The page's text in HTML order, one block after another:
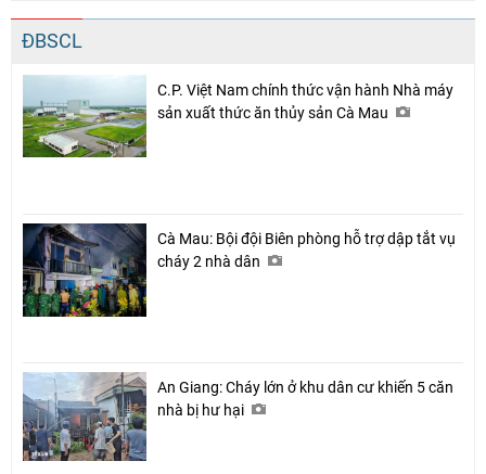
ĐBSCL
C.P. Việt Nam chính thức vận hành Nhà máy
sản xuất thức ăn thủy sản Cà Mau
Cà Mau: Bội đội Biên phòng hỗ trợ dập tắt vụ
cháy 2 nhà dân
An Giang: Cháy lớn ở khu dân cư khiến 5 căn
nhà bị hư hại